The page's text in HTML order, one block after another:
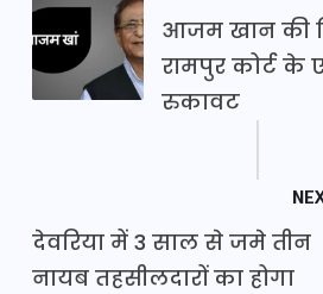
आजम खान की
रामपुर कोर्ट
रुकावट
देवरिया में 3 साल से जमे तीन
नायब तहसीलदारों का होगा